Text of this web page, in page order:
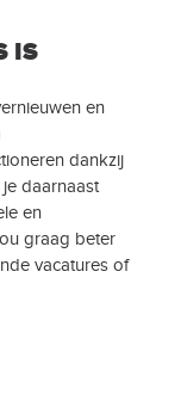
IS
en
dankzij
daarnaast
en
graag beter
vacatures of